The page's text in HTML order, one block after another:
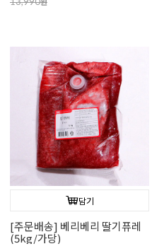
담기
[주문배송] 베리베리 딸기퓨레
(5kg/가당)